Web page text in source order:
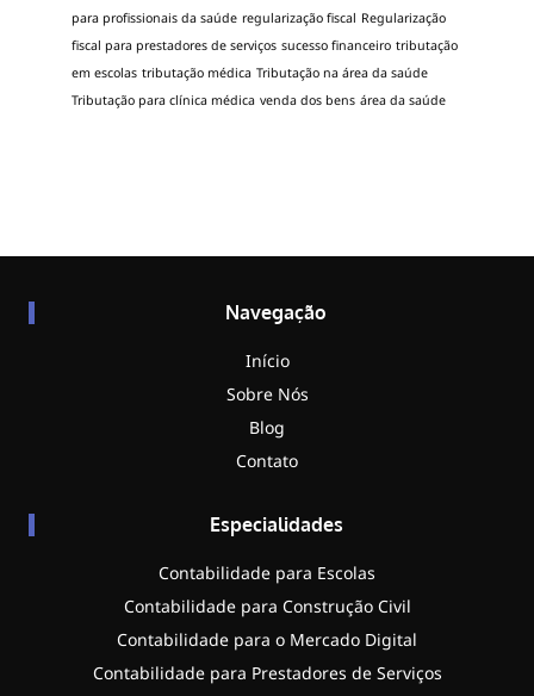
para profissionais da saúde regularização fiscal Regularização
fiscal para prestadores de serviços sucesso financeiro tributação
em escolas tributação médica Tributação na área da saúde
Tributação para clínica médica venda dos bens área da saúde
Navegação
Início
Sobre Nós
Blog
Contato
Especialidades
Contabilidade para Escolas
Contabilidade para Construção Civil
Contabilidade para o Mercado Digital
Contabilidade para Prestadores de Serviços